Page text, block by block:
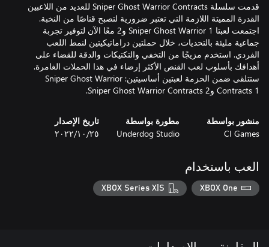
قدمت سلسلة Sniper Ghost Warrior Contracts للعديد من اللاعبين
القدرة المميتة اللازمة التي تعتبر ضرورية لتصبح قناصًا من النخبة.
اجتمعت لعبتا Sniper Ghost Warrior 1 و2 معًا الآن لتوفير تجربة
جماعية مليئة بالتحديات، خلال حملتين دراماتيكيتين لنمط اللعب
الفردي. استخدم مزيجًا من التخفي والتكتيكات والدقة للقضاء على
أهدافك بأسلوب لعب القنص الأكثر إرضاء في هذا الحملات الغامرة.
ستتلقى ضمن الحزمة لعبتين أساسيتين: Sniper Ghost Warrior
Contracts 1 وSniper Ghost Warrior Contracts 2.
منشور بواسطة
CI Games
مطورة بواسطة
Underdog Studio
تاريخ الإصدار
٢٥‏/١٠‏/٢٠٢٢
العب باستخدام
XBOX One
XBOX Series X|S